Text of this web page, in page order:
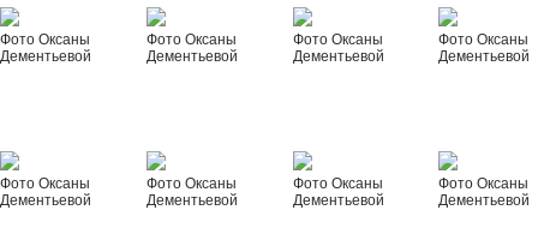
Фото Оксаны
Дементьевой
Фото Оксаны
Дементьевой
Фото Оксаны
Дементьевой
Фото Оксаны
Дементьевой
Фото Оксаны
Дементьевой
Фото Оксаны
Дементьевой
Фото Оксаны
Дементьевой
Фото Оксаны
Дементьевой